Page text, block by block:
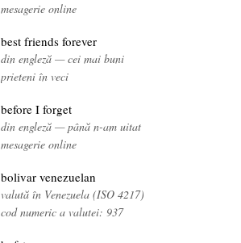
mesagerie online
best friends forever
din engleză — cei mai buni
prieteni în veci
before I forget
din engleză — până n-am uitat
mesagerie online
bolivar venezuelan
valută în Venezuela (ISO 4217)
cod numeric a valutei: 937